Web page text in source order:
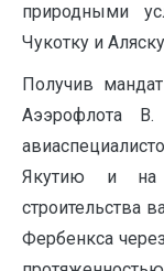
природными
Чукотку и
Получив
Аээрофлота
Якутию и на
строительства
Фербенкса